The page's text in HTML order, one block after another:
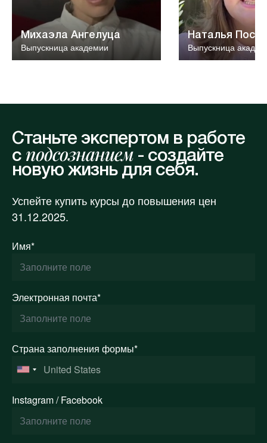
Михаэла Ангелуца
Выпускница академии
Михаэла Ангелуца
Выпускница академии Наталья
Выпускница
Станьте экспертом в работе
с подсознанием - создайте
новую жизнь для себя.
Успейте купить курсы до повышения цен
31.12.2025.
Имя*
Электронная почта*
Страна заполнения формы*
Instagram / Facebook